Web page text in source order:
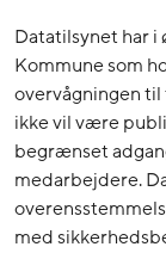
Datatilsynet har i
Kommune som
overvågningen
ikke vil være
begrænset
medarbejdere.
med